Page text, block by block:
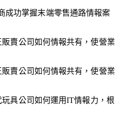
功掌握末端零售通路情報案
販賣公司如何情報共有，使營業
販賣公司如何情報共有，使營業
玩具公司如何運用IT情報力，根